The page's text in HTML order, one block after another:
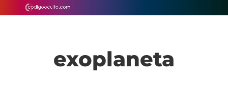
exoplaneta